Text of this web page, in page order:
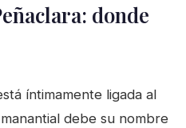
donde
íntimamente ligada al
debe su nombre